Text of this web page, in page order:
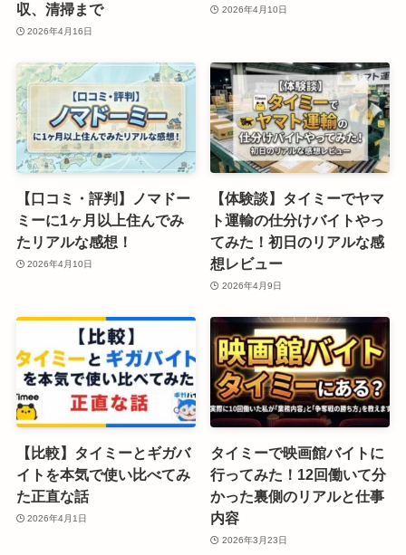
収、清掃まで
2026年4月16日
2026年4月10日
【口コミ・評判】ノマドー
ミーに1ヶ月以上住んでみ
たリアルな感想！
2026年4月10日
【体験談】タイミーでヤマ
ト運輸の仕分けバイトやっ
てみた！初日のリアルな感
想レビュー
2026年4月9日
【比較】タイミーとギガバ
イトを本気で使い比べてみ
た正直な話
2026年4月1日
タイミーで映画館バイトに
行ってみた！12回働いて分
かった裏側のリアルと仕事
内容
2026年3月23日